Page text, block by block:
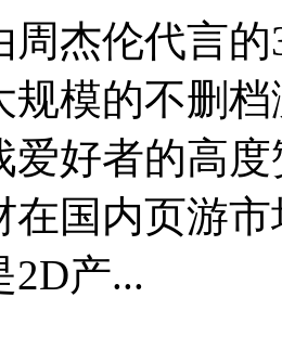
周杰伦代言
规模的不删
爱好者的高
在国内页游
2D产...